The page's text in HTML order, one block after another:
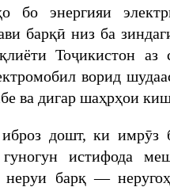
бо энергияи
барқӣ низ ба
Тоҷикистон
ворид
ва дигар шаҳрҳои
дошт, ки имрӯз
истифода
неруи барқ —